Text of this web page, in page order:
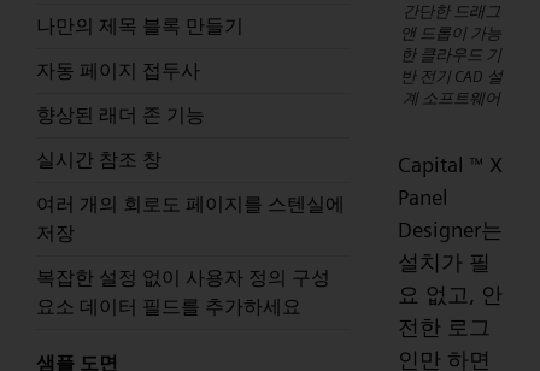
나만의 제목 블록 만들기
자동 페이지 접두사
향상된 래더 존 기능
실시간 참조 창
여러 개의 회로도 페이지를 스텐실에
저장
복잡한 설정 없이 사용자 정의 구성
요소 데이터 필드를 추가하세요
샘플 도면
간단한 드래그
앤 드롭이 가능
한 클라우드 기
반 전기 CAD 설
계 소프트웨어
Capital ™ X
Panel
Designer는
설치가 필
요 없고, 안
전한 로그
인만 하면